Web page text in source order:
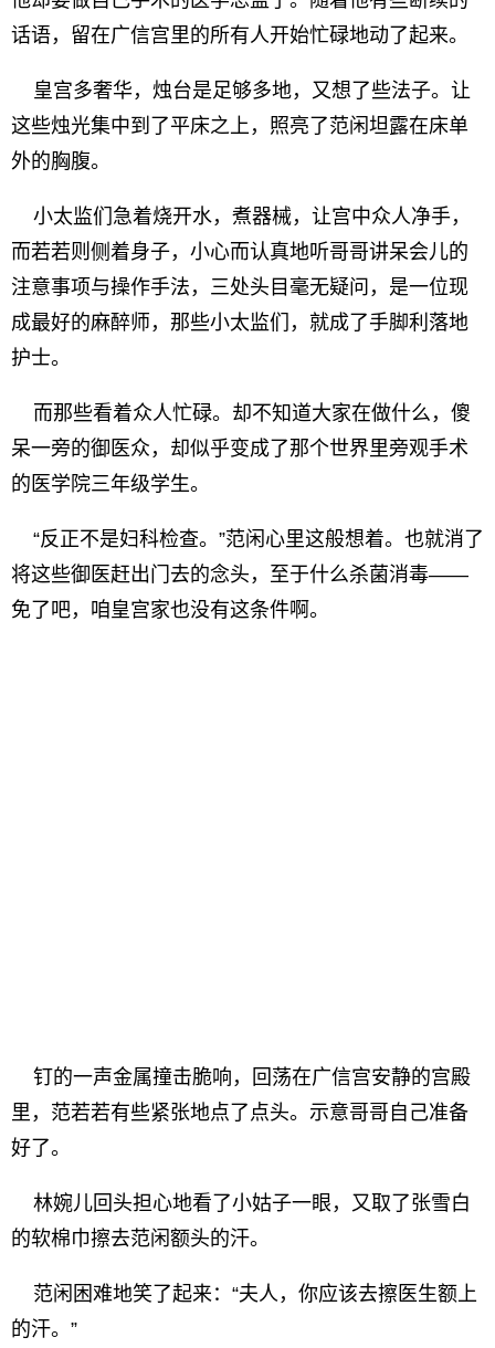
话语，留在广信宫里的所有人开始忙碌地动了起来。
皇宫多奢华，烛台是足够多地，又想了些法子。让
这些烛光集中到了平床之上，照亮了范闲坦露在床单
外的胸腹。
小太监们急着烧开水，煮器械，让宫中众人净手，
而若若则侧着身子，小心而认真地听哥哥讲呆会儿的
注意事项与操作手法，三处头目毫无疑问，是一位现
成最好的麻醉师，那些小太监们，就成了手脚利落地
护士。
而那些看着众人忙碌。却不知道大家在做什么，傻
呆一旁的御医众，却似乎变成了那个世界里旁观手术
的医学院三年级学生。
“反正不是妇科检查。”范闲心里这般想着。也就消了
将这些御医赶出门去的念头，至于什么杀菌消毒——
免了吧，咱皇宫家也没有这条件啊。
钉的一声金属撞击脆响，回荡在广信宫安静的宫殿
里，范若若有些紧张地点了点头。示意哥哥自己准备
好了。
林婉儿回头担心地看了小姑子一眼，又取了张雪白
的软棉巾擦去范闲额头的汗。
范闲困难地笑了起来：“夫人，你应该去擦医生额上
的汗。”